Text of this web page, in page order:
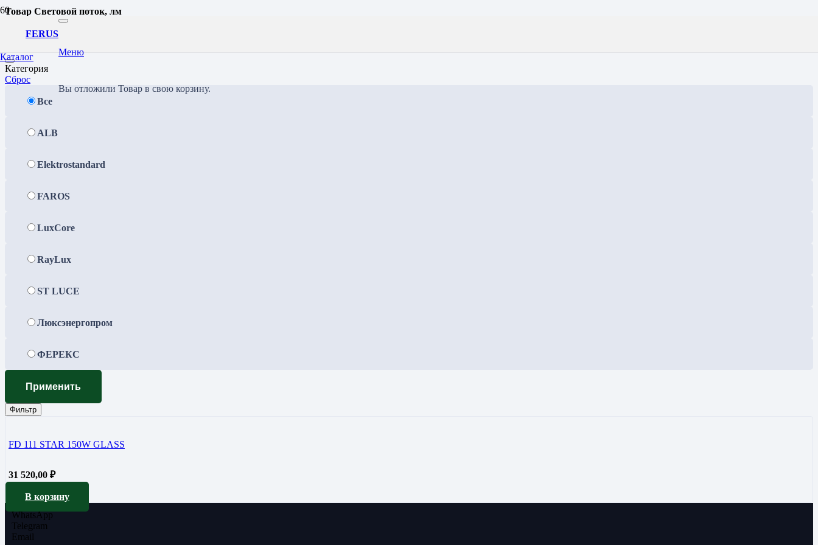
FERUS
Меню
Вы отложили Товар в свою корзину.
Каталог
Товар Световой поток, лм
Категория
Сброс
Все
ALB
Elektrostandard
FAROS
LuxCore
RayLux
ST LUCE
Люксэнергопром
ФЕРЕКС
Применить
Фильтр
FD 111 STAR 150W GLASS
31 520,00 ₽
В корзину
WhatsApp
Telegram
Email